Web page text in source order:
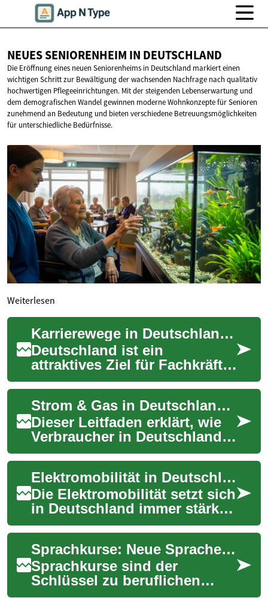
NEUES SENIORENHEIM IN DEUTSCHLAND
Die Eröffnung eines neuen Seniorenheims in Deutschland markiert einen
wichtigen Schritt zur Bewältigung der wachsenden Nachfrage nach qualitativ
hochwertigen Pflegeeinrichtungen. Mit der steigenden Lebenserwartung und
dem demografischen Wandel gewinnen moderne Wohnkonzepte für Senioren
zunehmend an Bedeutung und bieten verschiedene Betreuungsmöglichkeiten
für unterschiedliche Bedürfnisse.
Weiterlesen
Karrierewege in Deutschland erkunden
Deutschland ist ein
attraktives Ziel für Fachkräfte
aus aller Welt, die nach
neuen beruflichen
Möglichkeiten suchen. ...
Strom & Gas in Deutschland: Praxisleitfaden für Verbraucher
Dieser Leitfaden erklärt, wie
Verbraucher in Deutschland
Strom und Gas effizient,
nachhaltig und
kostensparend nutzen...
Elektromobilität in Deutschland – Die Mobilität von morgen
Die Elektromobilität setzt sich
in Deutschland immer stärker
durch: Mehr Reichweite,
dichteres Ladenetz und
attraktiv...
Sprachkurse: Neue Sprachen lernen, Türen weltweit öffnen
Sprachkurse sind der
Schlüssel zu beruflichen